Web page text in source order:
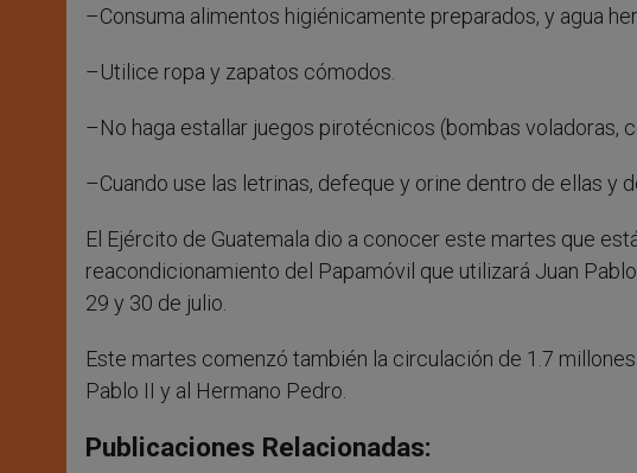
–Consuma alimentos higiénicamente preparados, y agua
–Utilice ropa y zapatos cómodos.
–No haga estallar juegos pirotécnicos (bombas voladoras,
–Cuando use las letrinas, defeque y orine dentro de ellas y
El Ejército de Guatemala dio a conocer este martes que
reacondicionamiento del Papamóvil que utilizará Juan
29 y 30 de julio.
Este martes comenzó también la circulación de 1.7
Pablo II y al Hermano Pedro.
Publicaciones Relacionadas: